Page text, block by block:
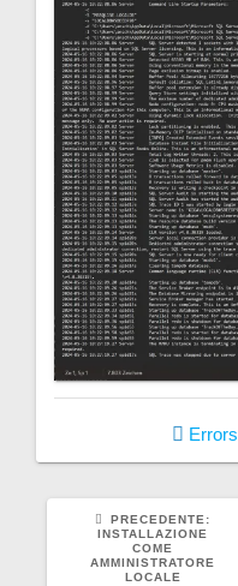
Errors
PRECEDENTE:
INSTALLAZIONE
COME
AMMINISTRATORE
LOCALE